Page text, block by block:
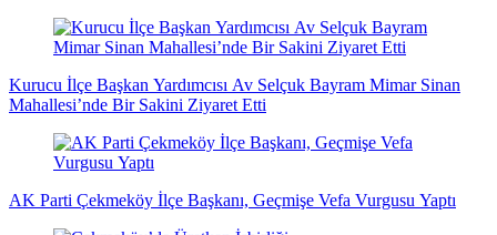
Kurucu İlçe Başkan Yardımcısı Av Selçuk Bayram Mimar Sinan
Mahallesi’nde Bir Sakini Ziyaret Etti
AK Parti Çekmeköy İlçe Başkanı, Geçmişe Vefa Vurgusu Yaptı